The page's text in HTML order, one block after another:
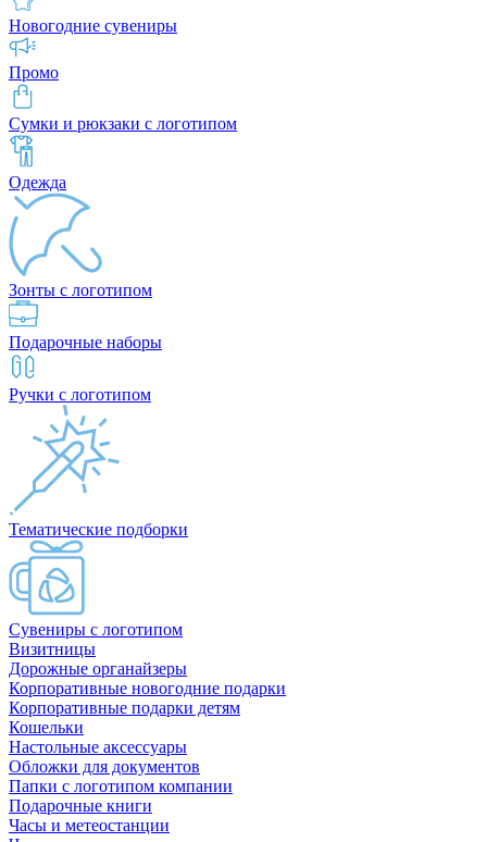
Новогодние сувениры
Промо
Сумки и рюкзаки с логотипом
Одежда
Зонты с логотипом
Подарочные наборы
Ручки с логотипом
Тематические подборки
Сувениры с логотипом
Визитницы
Дорожные органайзеры
Корпоративные новогодние подарки
Корпоративные подарки детям
Кошельки
Настольные аксессуары
Обложки для документов
Папки с логотипом компании
Подарочные книги
Часы и метеостанции